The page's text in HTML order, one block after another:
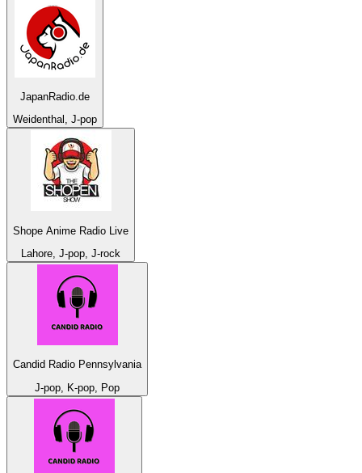
JapanRadio.de
Weidenthal, J-pop
Shope Anime Radio Live
Lahore, J-pop, J-rock
Candid Radio Pennsylvania
J-pop, K-pop, Pop